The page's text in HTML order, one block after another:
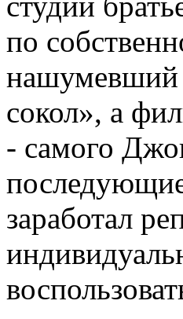
по
нашумевший
сокол», а
- самого
заработал